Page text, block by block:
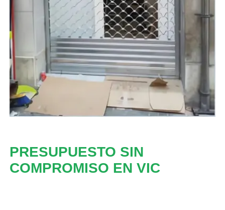
PRESUPUESTO SIN
COMPROMISO EN VIC